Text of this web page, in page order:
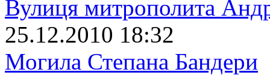
Вулиця митрополита
25.12.2010 18:32
Могила Степана Бандери